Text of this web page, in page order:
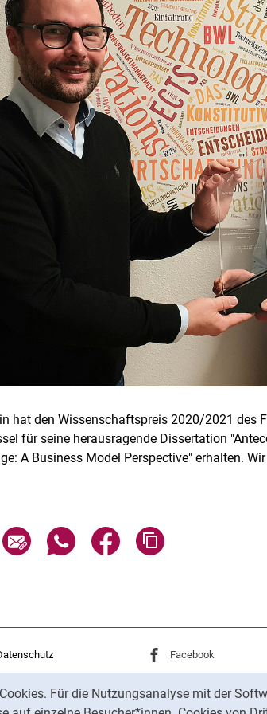
Für die Nutzungsanalyse mit der
hat den Wissenschaftspreis 2020/2021 des
für seine herausragende Dissertation
A Business Model Perspective" erhalten.
Seite über E-Mail teilen
Seite über WhatsApp teilen
Seite über Facebook
KI-Einsatz
Externer Link:
Facebook
Externer Link:
Instagram(öffnet